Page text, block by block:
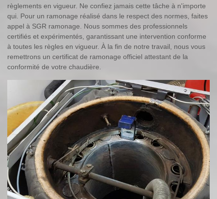
règlements en vigueur. Ne confiez jamais cette tâche à n'importe
qui. Pour un ramonage réalisé dans le respect des normes, faites
appel à SGR ramonage. Nous sommes des professionnels
certifiés et expérimentés, garantissant une intervention conforme
à toutes les règles en vigueur. À la fin de notre travail, nous vous
remettrons un certificat de ramonage officiel attestant de la
conformité de votre chaudière.